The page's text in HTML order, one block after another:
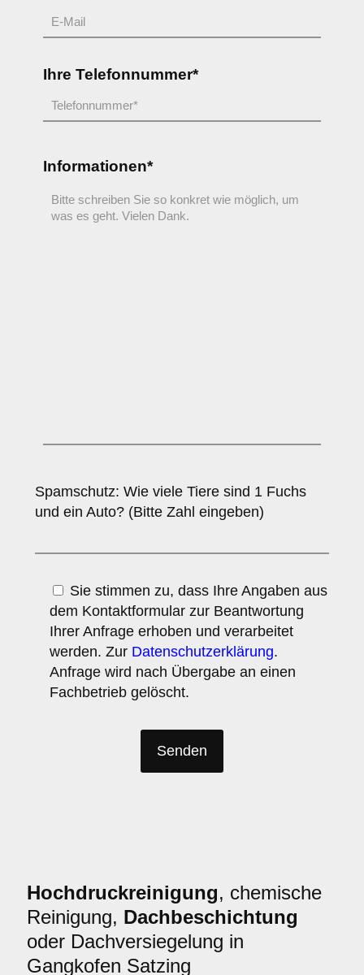
Ihre Telefonnummer*
Informationen*
Spamschutz: Wie viele Tiere sind 1 Fuchs
und ein Auto? (Bitte Zahl eingeben)
Sie stimmen zu, dass Ihre Angaben aus
dem Kontaktformular zur Beantwortung
Ihrer Anfrage erhoben und verarbeitet
werden. Zur Datenschutzerklärung.
Anfrage wird nach Übergabe an einen
Fachbetrieb gelöscht.
Hochdruckreinigung, chemische
Reinigung, Dachbeschichtung
oder Dachversiegelung in
Gangkofen Satzing